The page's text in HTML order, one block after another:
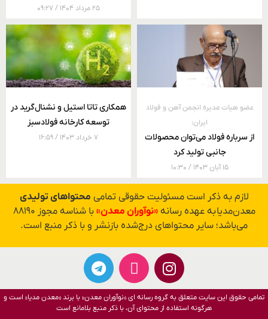
۲۵ مرداد ۱۴۰۴
عضو هیات مدیره انجمن آهن و فولاد
ایران:
از سرباره فولاد می‌توان محصولات
جانبی تولید کرد
۱۵ آبان ۱۴۰۳
همکاری تاتا استیل و نشنال‌گرید در
توسعه کارخانه فولادسبز
۷ خرداد ۱۴۰۳
لازم به ذکر است مسئولیت حقوقی تمامی محتواهای تولیدی
معدن‌مدیا به عهده رسانه«نوآوران معدن»
با شناسه مجوز ۸۸۱۹۰
می‌باشد؛ سایر محتواهای درج‌شده بازنشر و با ذکر منبع است.
تمامی حقوق این سایت متعلق به گروه رسانه ای «نوآوران معدن» با برند «معدن مدیا» است و
هرگونه استفاده از محتوای آن، با ذکر منبع بلامانع است​